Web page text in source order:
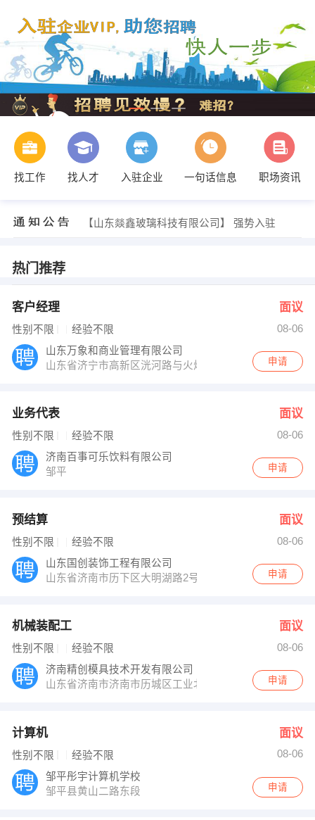
找工作 找人才 入驻企业 一句话信息
职场资讯
【山东燚鑫玻璃科技有限公司】 强势入驻
赵莲 发布 [脱硫项目运行员 ] 招聘信息
【山东融港食品有限公司】 强势入驻
热门推荐
客户经理 面议
性别不限 经验不限
08-06
山东万象和商业管理有限公司
山东省济宁市高新区洸河路与火炬路交汇处
申请
业务代表 面议
性别不限 经验不限
08-06
济南百事可乐饮料有限公司
邹平
申请
预结算 面议
性别不限 经验不限
08-06
山东国创装饰工程有限公司
山东省济南市历下区大明湖路2号东湖大厦1306
申请
机械装配工 面议
性别不限 经验不限
08-06
济南精创模具技术开发有限公司
山东省济南市济南市历城区工业北路97号北邻
申请
计算机 面议
性别不限 经验不限
08-06
邹平彤宇计算机学校
邹平县黄山二路东段
申请